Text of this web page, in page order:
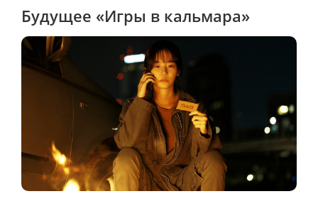
Будущее «Игры в кальмара»